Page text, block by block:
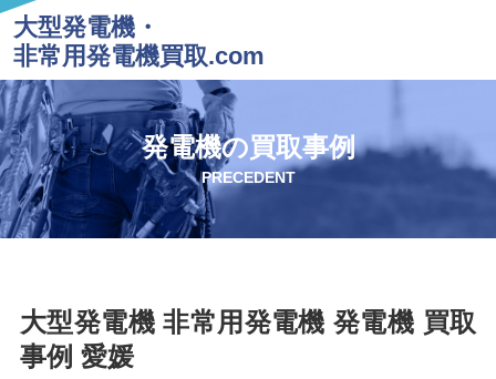
大型発電機・
非常用発電機買取.com
発電機の買取事例
PRECEDENT
大型発電機 非常用発電機 発電機 買取
事例 愛媛